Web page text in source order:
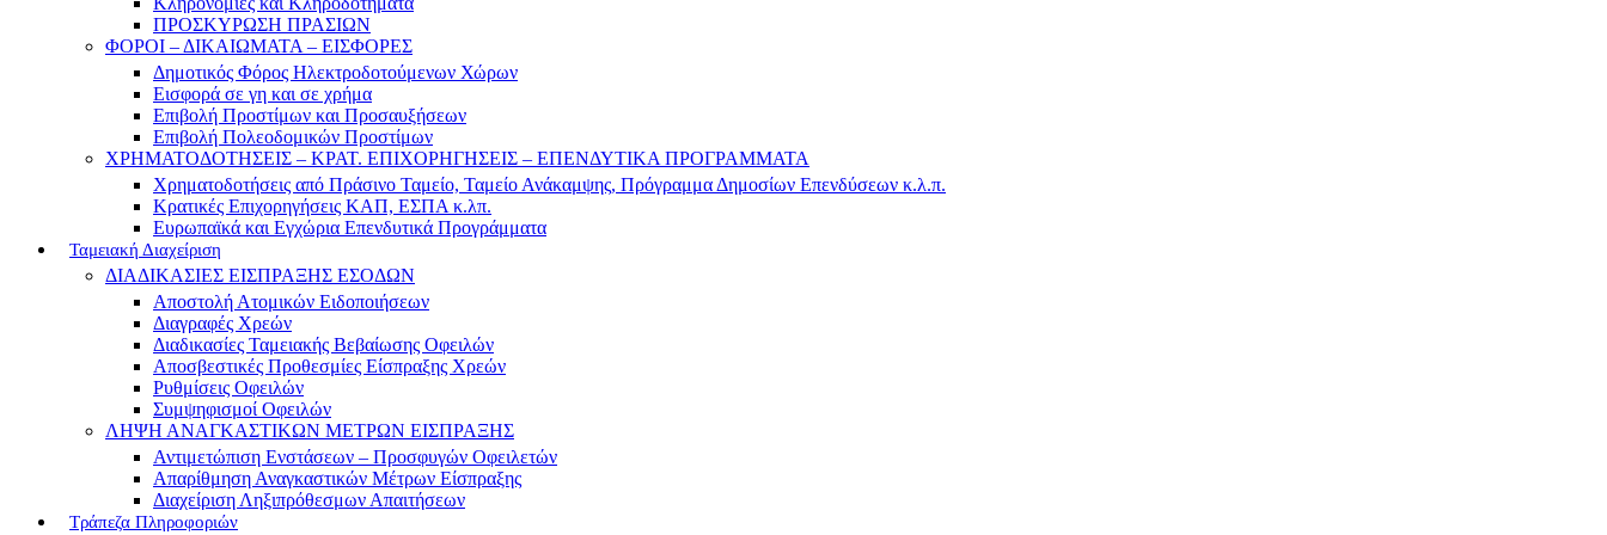
ΠΡΟΣΚΥΡΩΣΗ ΠΡΑΣΙΩΝ
ΦΟΡΟΙ – ΔΙΚΑΙΩΜΑΤΑ – ΕΙΣΦΟΡΕΣ
Δημοτικός Φόρος Ηλεκτροδοτούμενων Χώρων
Εισφορά σε γη και σε χρήμα
Επιβολή Προστίμων και Προσαυξήσεων
Επιβολή Πολεοδομικών Προστίμων
ΧΡΗΜΑΤΟΔΟΤΗΣΕΙΣ – ΚΡΑΤ. ΕΠΙΧΟΡΗΓΗΣΕΙΣ – ΕΠΕΝΔΥΤΙΚΑ ΠΡΟΓΡΑΜΜΑΤΑ
Χρηματοδοτήσεις από Πράσινο Ταμείο, Ταμείο Ανάκαμψης, Πρόγραμμα Δημοσίων Επενδύσεων κ.λ.π.
Κρατικές Επιχορηγήσεις ΚΑΠ, ΕΣΠΑ κ.λπ.
Ευρωπαϊκά και Εγχώρια Επενδυτικά Προγράμματα
Ταμειακή Διαχείριση
ΔΙΑΔΙΚΑΣΙΕΣ ΕΙΣΠΡΑΞΗΣ ΕΣΟΔΩΝ
Αποστολή Ατομικών Ειδοποιήσεων
Διαγραφές Χρεών
Διαδικασίες Ταμειακής Βεβαίωσης Οφειλών
Αποσβεστικές Προθεσμίες Είσπραξης Χρεών
Ρυθμίσεις Οφειλών
Συμψηφισμοί Οφειλών
ΛΗΨΗ ΑΝΑΓΚΑΣΤΙΚΩΝ ΜΕΤΡΩΝ ΕΙΣΠΡΑΞΗΣ
Αντιμετώπιση Ενστάσεων – Προσφυγών Οφειλετών
Απαρίθμηση Αναγκαστικών Μέτρων Είσπραξης
Διαχείριση Ληξιπρόθεσμων Απαιτήσεων
Τράπεζα Πληροφοριών